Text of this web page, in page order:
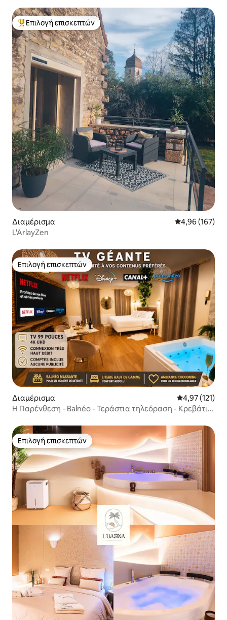
Κορυφαία επιλογή επισκεπτών
Επιλογή επισκεπτών
Διαμέρισμα Μέση
4,96 (167)
L'ArlayZen
Επιλογή επισκεπτών
Επιλογή επισκεπτών
Διαμέρισμα Μέση
4,97 (121)
Η Παρένθεση - Balnéo - Τεράστια τηλεόραση - Κρεβάτι
Επιλογή επισκεπτών
Επιλογή επισκεπτών